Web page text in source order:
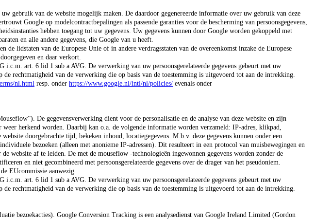
gebruik van de website mogelijk maken. De daardoor gegenereerde informatie over uw gebruik van deze
Google op modelcontractbepalingen als passende garanties voor de bescherming van persoonsgegevens,
hebben toegang tot uw gegevens. Uw gegevens kunnen door Google worden gekoppeld met
en alle andere gegevens, die Google van u heeft.
lidstaten van de Europese Unie of in andere verdragsstaten van de overeenkomst inzake de Europese
en daar verkort.
art. 6 lid 1 sub a AVG. De verwerking van uw persoonsgerelateerde gegevens gebeurt met uw
rechtmatigheid van de verwerking die op basis van de toestemming is uitgevoerd tot aan de intrekking.
nl.html resp. onder https://www.google.nl/intl/nl/policies/ evenals onder
De gegevensverwerking dient voor de personalisatie en de analyse van deze website en zijn
herkend worden. Daarbij kan o.a. de volgende informatie worden verzameld: IP-adres, klikpad,
doorgebrachte tijd, bekeken inhoud, locatiegegevens. M.b.v. deze gegevens kunnen onder een
bezoeken (alleen met anonieme IP-adressen). Dit resulteert in een protocol van muisbewegingen en
website af te leiden. De met de mouseflow -technologieën ingewonnen gegevens worden zonder de
en niet gecombineerd met persoonsgerelateerde gegevens over de drager van het pseudoniem.
EUcommissie aanwezig.
art. 6 lid 1 sub a AVG. De verwerking van uw persoonsgerelateerde gegevens gebeurt met uw
rechtmatigheid van de verwerking die op basis van de toestemming is uitgevoerd tot aan de intrekking.
bezoekacties). Google Conversion Tracking is een analysedienst van Google Ireland Limited (Gordon